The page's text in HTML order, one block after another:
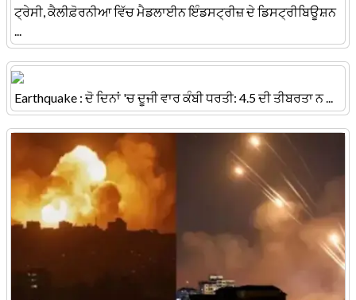
ਟ੍ਰੇਸੀ, ਕੈਲੀਫ਼ੋਰਨੀਆ ਵਿੱਚ ਮੈਡਲਾਈਨ ਇੰਡਸਟ੍ਰੀਜ਼ ਦੇ ਡਿਸਟ੍ਰੀਬਿਊਸ਼ਨ
Earthquake : ਦੋ ਦਿਨਾਂ 'ਚ ਦੂਜੀ ਵਾਰ ਕੰਬੀ ਧਰਤੀ: 4.5 ਦੀ ਤੀਬਰਤਾ ਨ ...